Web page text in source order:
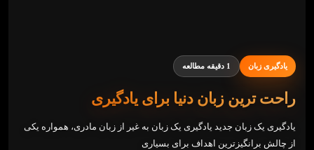
یادگیری زبان 1 دقیقه مطالعه
راحت ترین زبان دنیا برای یادگیری
یادگیری یک زبان جدید یادگیری یک زبان به غیر از زبان مادری، همواره یکی
از چالش برانگیزترین اهداف برای بسیاری